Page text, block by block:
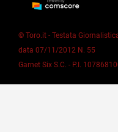
© Toro.it - Testata
data 07/11/2012 N. 55
Garnet Six S.C. - P.I.